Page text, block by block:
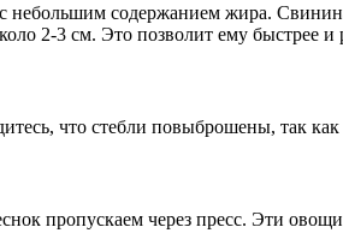
небольшим содержанием жира.
2-3 см. Это позволит ему быстрее и
что стебли повыброшены, так
пропускаем через пресс. Эти